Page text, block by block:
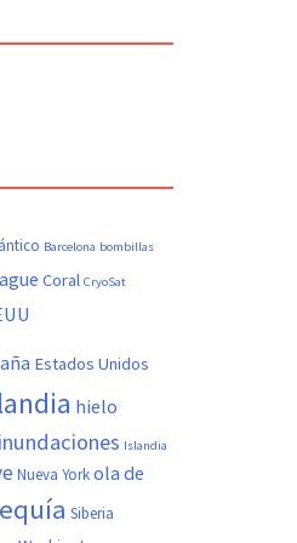
Barcelona bombillas
Coral CryoSat
Estados Unidos
hielo
inundaciones Islandia
Nueva Yorkola de
Siberia